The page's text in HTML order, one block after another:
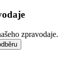
zpravodaje.